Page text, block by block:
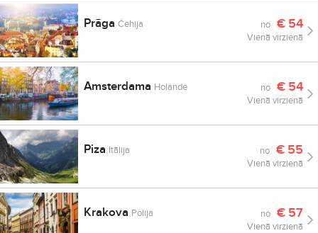
PrāgaČehija no € 54
Vienā virzienā
Amsterdama Holande no € 54
Vienā virzienā
Piza Itālija no € 55
Vienā virzienā
Krakova Polija no € 57
Vienā virzienā